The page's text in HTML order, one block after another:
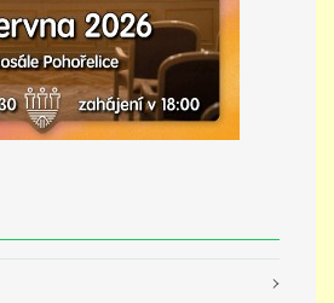
ZUŠ Pohořelice
Školní 462
Pohořelice
691 23